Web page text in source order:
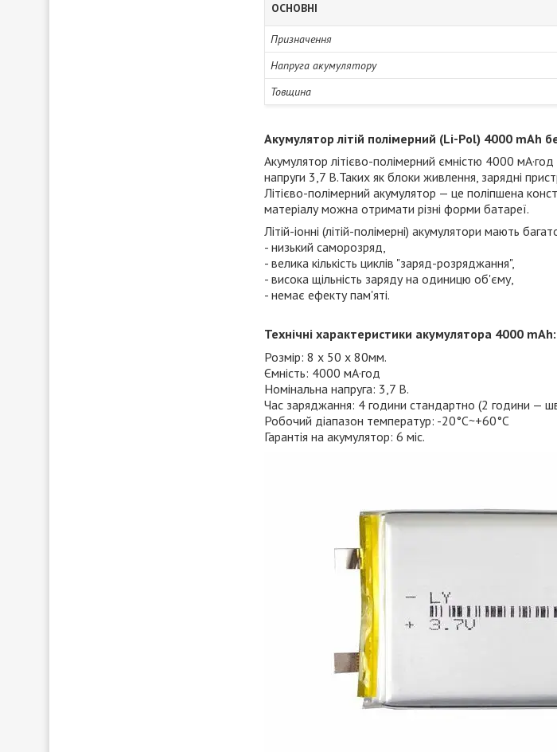
ОСНОВНІ
Призначення
Напруга акумулятору
Товщина
Акумулятор літій полімерний (Li-Pol) 4000 mAh
Акумулятор літієво-полімерний ємністю 4000
напруги 3,7 В.Таких як блоки живлення, зарядні
Літієво-полімерний акумулятор — це поліпшена
матеріалу можна отримати різні форми батареї.
Літій-іонні (літій-полімерні) акумулятори мають
- низький саморозряд,
- велика кількість циклів "заряд-розряджання",
- висока щільність заряду на одиницю об'єму,
- немає ефекту пам'яті.
Технічні характеристики акумулятора 4000 mAh:
Розмір: 8 х 50 х 80мм.
Ємність: 4000 мА·год
Номінальна напруга: 3,7 В.
Час заряджання: 4 години стандартно (2 години —
Робочий діапазон температур: -20°C~+60°C
Гарантія на акумулятор: 6 міс.